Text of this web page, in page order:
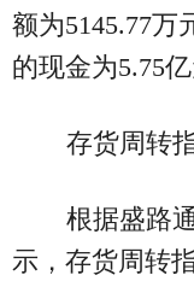
额为5145.77万
的现金为5.75亿
存货周转
根据盛路
示，存货周转